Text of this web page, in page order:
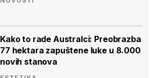
Kako to rade Australci: Preobrazba
77 hektara zapuštene luke u 8.000
novih stanova